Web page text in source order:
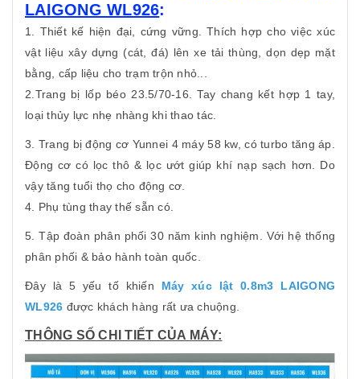
LAIGONG WL926:
1. Thiết kế hiện đại, cứng vững. Thích hợp cho việc xúc
vật liệu xây dựng (cát, đá) lên xe tải thùng, dọn dẹp mặt
bằng, cấp liệu cho trạm trộn nhỏ...
2.Trang bị lốp béo 23.5/70-16. Tay chang kết hợp 1 tay,
loại thủy lực nhẹ nhàng khi thao tác.
3. Trang bị động cơ Yunnei 4 máy 58 kw, có turbo tăng áp.
Động cơ có lọc thô & lọc ướt giúp khí nạp sạch hơn. Do
vậy tăng tuổi thọ cho động cơ.
4. Phụ tùng thay thế sẵn có.
5. Tập đoàn phân phối 30 năm kinh nghiệm. Với hệ thống
phân phối & bảo hành toàn quốc.
Đây là 5 yếu tố khiến Máy xúc lật 0.8m3 LAIGONG
WL926 được khách hàng rất ưa chuộng.
THÔNG SỐ CHI TIẾT CỦA MÁY: